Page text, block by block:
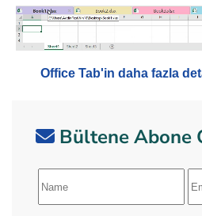
Office Tab'in daha fazla
Bültene Abone